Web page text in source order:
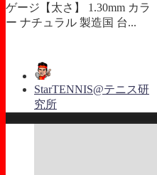
ゲージ【太さ】 1.30mm カラ
ー ナチュラル 製造国 台...
StarTENNIS@テニス研
究所